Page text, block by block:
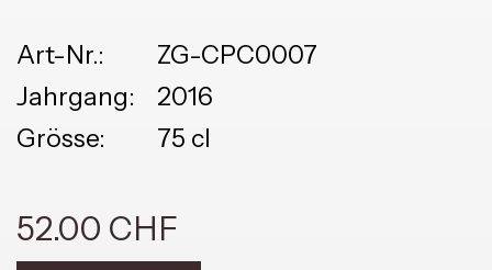
Art-Nr.:
ZG-CPC0007
Jahrgang:
2016
Grösse:
75 cl
52.00 CHF